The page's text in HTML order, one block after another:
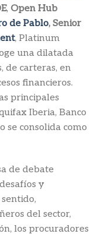
, Open Hub
de Pablo, Senior
, Platinum
una dilatada
de carteras, en
financieros.
principales
Iberia, Banco
se consolida como
de debate
y
del sector,
los procuradores